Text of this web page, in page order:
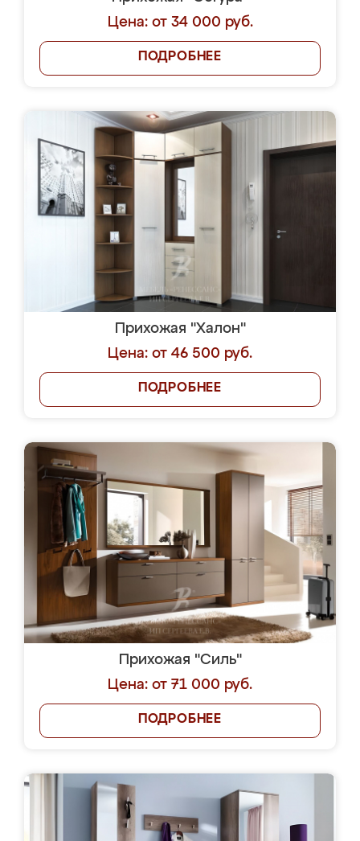
Цена: от 34 000 руб.
ПОДРОБНЕЕ
Прихожая "Халон"
Цена: от 46 500 руб.
ПОДРОБНЕЕ
Прихожая "Силь"
Цена: от 71 000 руб.
ПОДРОБНЕЕ